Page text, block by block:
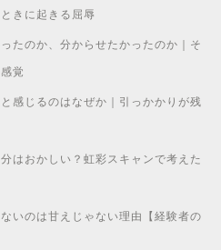
きに起きる屈辱
たのか、分からせたかったのか｜そ
覚
感じるのはなぜか｜引っかかりが残
分はおかしい？虹彩スキャンで考えた
いのは甘えじゃない理由【経験者の